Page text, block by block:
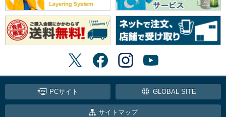
PCサイト GLOBAL SITE
サイトマップ